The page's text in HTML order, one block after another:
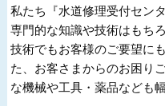
私たち『水道修理受付セン
専門的な知識や技術はもち
技術でもお客様のご要望に
た、お客さまからのお困り
な機械や工具・薬品なども